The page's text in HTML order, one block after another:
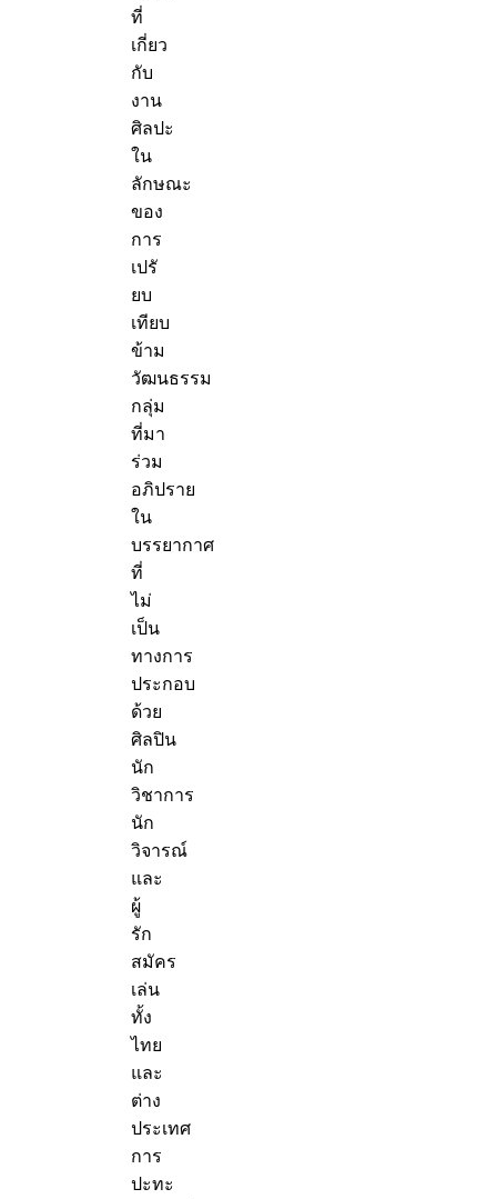
ที่
เกี่ยว
กับ
งาน
ศิลปะ
ใน
ลักษณะ
ของ
การ
เปรั
ยบ
เทียบ
ข้าม
วัฒนธรรม
กลุ่ม
ที่มา
ร่วม
อภิปราย
ใน
บรรยากาศ
ที่
ไม่
เป็น
ทางการ
ประกอบ
ด้วย
ศิลปิน
นัก
วิชาการ
นัก
วิจารณ์
และ
ผู้
รัก
สมัคร
เล่น
ทั้ง
ไทย
และ
ต่าง
ประเทศ
การ
ปะทะ